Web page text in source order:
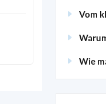
Vom klobigen
Warum sind
Wie man einen